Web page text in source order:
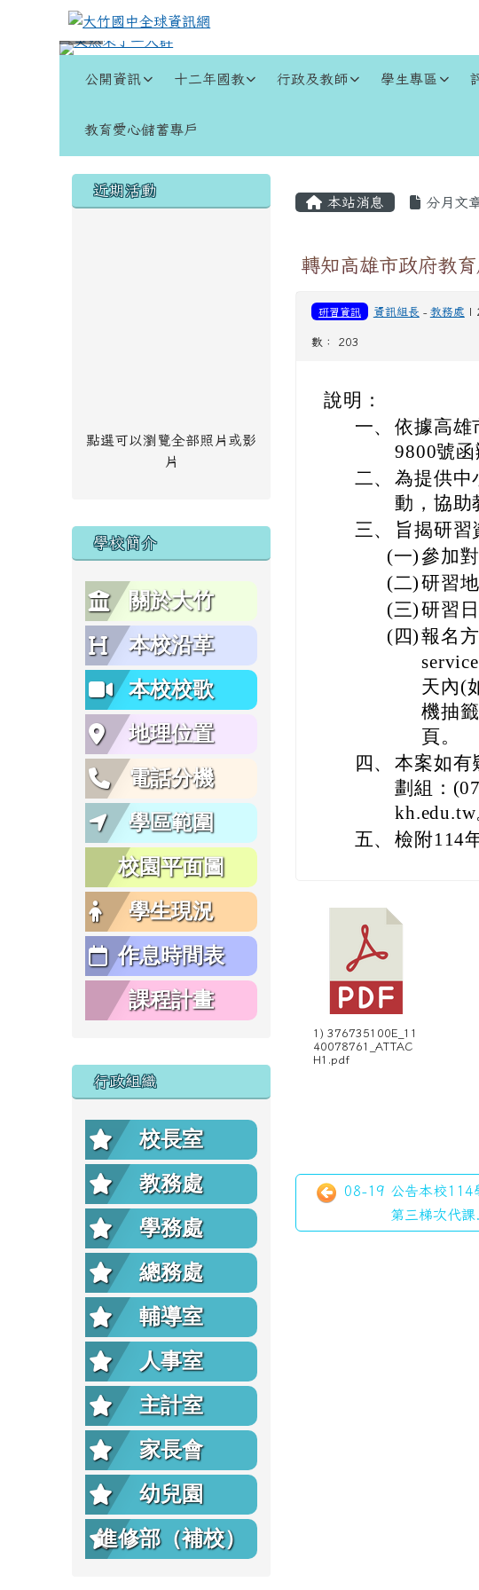
跳至主內容區
大竹國中全球資訊網
公開資訊 十二年國教 行政及教師 學生專區
教育愛心儲蓄專戶
左邊區域內容
近期活動
點選可以瀏覽全部照片或影
片
學校簡介
關於大竹
本校沿革
本校校歌
地理位置
電話分機
學區範圍
校園平面圖
學生現況
作息時間表
課程計畫
行政組織
校長室
教務處
學務處
總務處
輔導室
人事室
主計室
家長會
幼兒園
進修部（補校）
主內容區域
本站消息 分月文
轉知高雄市政府教
研習資訊 資訊組長 - 教務處 |
數： 203
說明：
一、 依據高雄
9800號函
二、 為提供中
動，協助
三、
旨揭研習
(一)參加
(二)研習
(三)研習
(四)報名
天內(
機抽
頁。
四、 本案如有
劃組：
kh.edu.tw
五、 檢附114
1) 376735100E_11
40078761_ATTAC
H1.pdf
08-19 公告本校114
第三梯次代課
頁尾區域